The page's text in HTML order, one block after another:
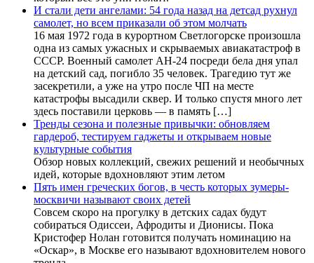
И стали дети ангелами: 54 года назад на детсад рухнул
самолет, но всем приказали об этом молчать
16 мая 1972 года в курортном Светлогорске произошла
одна из самых ужасных и скрываемых авиакатастроф в
СССР. Военный самолет АН-24 посреди бела дня упал
на детский сад, погибло 35 человек. Трагедию тут же
засекретили, а уже на утро после ЧП на месте
катастрофы высадили сквер. И только спустя много лет
здесь поставили церковь — в память […]
Тренды сезона и полезные привычки: обновляем
гардероб, тестируем гаджеты и открываем новые
культурные события
Обзор новых коллекций, свежих решений и необычных
идей, которые вдохновляют этим летом
Пять имен греческих богов, в честь которых зумеры-
москвичи называют своих детей
Совсем скоро на прогулку в детских садах будут
собираться Одиссеи, Афродиты и Дионисы. Пока
Кристофер Нолан готовится получать номинацию на
«Оскар», в Москве его называют вдохновителем нового